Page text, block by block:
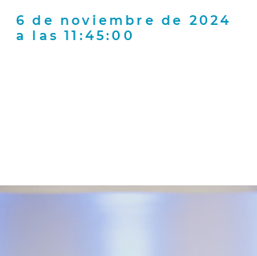
6 de noviembre de 2024
a las 11:45:00